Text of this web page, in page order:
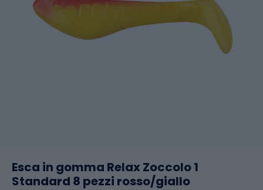
Esca in gomma Relax Zoccolo 1
Standard 8 pezzi rosso/giallo